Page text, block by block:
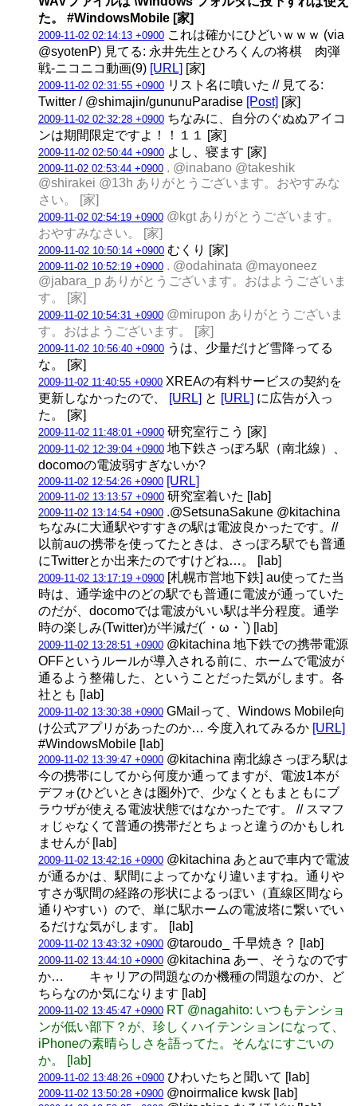
た。 #WindowsMobile [家]
2009-11-02 02:14:13 +0900 これは確かにひどいｗｗｗ (via
@syotenP) 見てる: 永井先生とひろくんの将棋 肉弾
戦‐ニコニコ動画(9) [URL] [家]
2009-11-02 02:31:55 +0900 リスト名に噴いた // 見てる:
Twitter / @shimajin/gununuParadise [Post] [家]
2009-11-02 02:32:28 +0900 ちなみに、自分のぐぬぬアイコ
ンは期間限定ですよ！！１１ [家]
2009-11-02 02:50:44 +0900 よし、寝ます [家]
2009-11-02 02:53:44 +0900 . @inabano @takeshik
@shirakei @13h ありがとうございます。おやすみな
さい。 [家]
2009-11-02 02:54:19 +0900 @kgt ありがとうございます。
おやすみなさい。 [家]
2009-11-02 10:50:14 +0900 むくり [家]
2009-11-02 10:52:19 +0900 . @odahinata @mayoneez
@jabara_p ありがとうございます。おはようございま
す。 [家]
2009-11-02 10:54:31 +0900 @mirupon ありがとうございま
す。おはようございます。 [家]
2009-11-02 10:56:40 +0900 うは、少量だけど雪降ってる
な。 [家]
2009-11-02 11:40:55 +0900 XREAの有料サービスの契約を
更新しなかったので、
[URL] と [URL] に広告が入っ
た。 [家]
2009-11-02 11:48:01 +0900 研究室行こう [家]
2009-11-02 12:39:04 +0900 地下鉄さっぽろ駅（南北線）、
docomoの電波弱すぎないか?
2009-11-02 12:54:26 +0900 [URL]
2009-11-02 13:13:57 +0900 研究室着いた [lab]
2009-11-02 13:14:54 +0900 .@SetsunaSakune @kitachina
ちなみに大通駅やすすきの駅は電波良かったです。//
以前auの携帯を使ってたときは、さっぽろ駅でも普通
にTwitterとか出来たのですけどね…。 [lab]
2009-11-02 13:17:19 +0900 [札幌市営地下鉄] au使ってた当
時は、通学途中のどの駅でも普通に電波が通っていた
のだが、docomoでは電波がいい駅は半分程度。通学
時の楽しみ(Twitter)が半減だ(´・ω・`) [lab]
2009-11-02 13:28:51 +0900 @kitachina 地下鉄での携帯電源
OFFというルールが導入される前に、ホームで電波が
通るよう整備した、ということだった気がします。各
社とも [lab]
2009-11-02 13:30:38 +0900 GMailって、Windows Mobile向
け公式アプリがあったのか… 今度入れてみるか [URL]
#WindowsMobile [lab]
2009-11-02 13:39:47 +0900 @kitachina 南北線さっぽろ駅は
今の携帯にしてから何度か通ってますが、電波1本が
デフォ(ひどいときは圏外)で、少なくともまともにブ
ラウザが使える電波状態ではなかったです。 // スマフ
ォじゃなくて普通の携帯だとちょっと違うのかもしれ
ませんが [lab]
2009-11-02 13:42:16 +0900 @kitachina あとauで車内で電波
が通るかは、駅間によってかなり違いますね。通りや
すさが駅間の経路の形状によるっぽい（直線区間なら
通りやすい）ので、単に駅ホームの電波塔に繋いでい
るだけな気がします。 [lab]
2009-11-02 13:43:32 +0900 @taroudo_ 千早焼き？ [lab]
2009-11-02 13:44:10 +0900 @kitachina あー、そうなのです
か… キャリアの問題なのか機種の問題なのか、ど
ちらなのか気になります [lab]
2009-11-02 13:45:47 +0900 RT @nagahito: いつもテンショ
ンが低い部下？が、珍しくハイテンションになって、
iPhoneの素晴らしさを語ってた。そんなにすごいの
か。 [lab]
2009-11-02 13:48:26 +0900 ひわいたちと聞いて [lab]
2009-11-02 13:50:28 +0900 @noirmalice kwsk [lab]